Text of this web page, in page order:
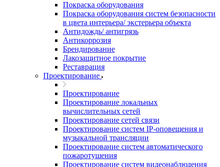
Покраска оборудования
Покраска оборудования систем безопасности
в цвета интерьера/ экстерьера объекта
Антидождь/ антигрязь
Антикоррозия
Брендирование
Лакозащитное покрытие
Реставрация
Проектирование
Проектирование
Проектирование локальных
вычислительных сетей
Проектирование сетей связи
Проектирование систем IP-оповещения и
музыкальной трансляции
Проектирование систем автоматического
пожаротушения
Проектирование систем видеонаблюдения